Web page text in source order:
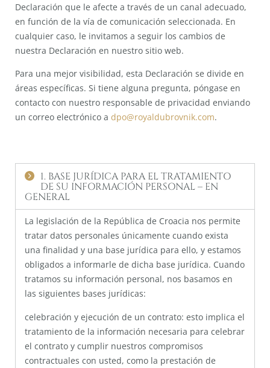
Declaración que le afecte a través de un canal adecuado,
en función de la vía de comunicación seleccionada. En
cualquier caso, le invitamos a seguir los cambios de
nuestra Declaración en nuestro sitio web.
Para una mejor visibilidad, esta Declaración se divide en
áreas específicas. Si tiene alguna pregunta, póngase en
contacto con nuestro responsable de privacidad enviando
un correo electrónico a dpo@royaldubrovnik.com.
1. BASE JURÍDICA PARA EL TRATAMIENTO
DE SU INFORMACIÓN PERSONAL – EN
GENERAL
La legislación de la República de Croacia nos permite
tratar datos personales únicamente cuando exista
una finalidad y una base jurídica para ello, y estamos
obligados a informarle de dicha base jurídica. Cuando
tratamos su información personal, nos basamos en
las siguientes bases jurídicas:
celebración y ejecución de un contrato: esto implica el
tratamiento de la información necesaria para celebrar
el contrato y cumplir nuestros compromisos
contractuales con usted, como la prestación de